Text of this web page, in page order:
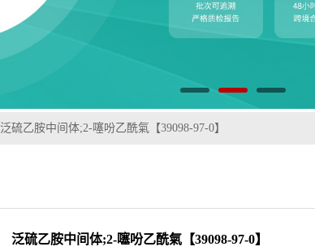
泛硫乙胺中间体;2-噻吩乙酰氣【39098-97-0】
泛硫乙胺中间体;2-噻吩乙酰氣【39098-97-0】